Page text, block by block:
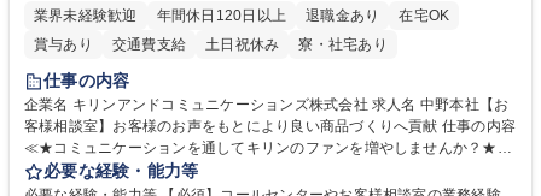
業界未経験歓迎
年間休日120日以上 退職金あり
在宅OK
賞与あり
交通費支給 土日祝休み 寮・社宅あり
仕事の内容
企業名 キリンアンドコミュニケーションズ株式会社 求人名 中野本社【お
客様相談室】お客様のお声をもとにより良い商品づくりへ貢献 仕事の内容
≪★コミュニケーションを通してキリンのファンを増やしませんか？★≫
お客様のお声をより良い商品づくりに活かしていく上で、窓口となるお客
様相談室でのお仕事です。 日々お客様からいただくキリングループへのご
必要な経験・能力等